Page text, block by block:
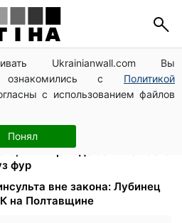
Ukrainianwall.com Вы
ознакомились с Политикой
с использованием файлов
Понял
сразу: обыски в
фонда США: люди с
и пенсионеры 60+
9,7 млн грн: где больше всего
фур
вне закона: Лубинец
на Полтавщине